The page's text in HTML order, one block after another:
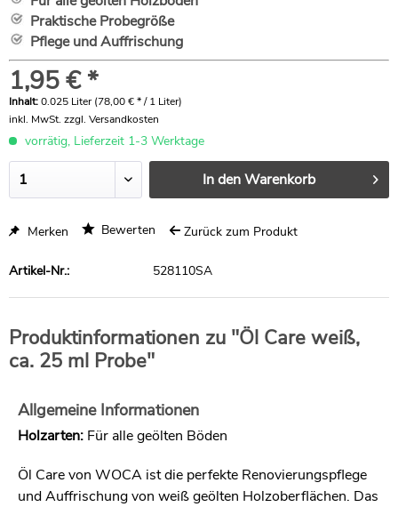
Praktische Probegröße
Pflege und Auffrischung
1,95 € *
Inhalt:0.025 Liter (78,00 € * / 1 Liter)
inkl. MwSt. zzgl. Versandkosten
vorrätig, Lieferzeit 1-3 Werktage
In denWarenkorb
Merken Bewerten Zurück zum Produkt
Artikel-Nr.: 528110SA
Produktinformationen zu "Öl Care weiß,
ca. 25 ml Probe"
Allgemeine Informationen
Holzarten: Für alle geölten Böden
Öl Care von WOCA ist die perfekte Renovierungspflege
und Auffrischung von weiß geölten Holzoberflächen. Das